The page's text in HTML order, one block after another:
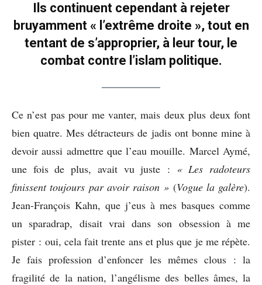
Ils continuent cependant à rejeter
bruyamment « l’extrême droite », tout en
tentant de s’approprier, à leur tour, le
combat contre l’islam politique.
Ce n’est pas pour me vanter, mais deux plus deux font
bien quatre. Mes détracteurs de jadis ont bonne mine à
devoir aussi admettre que l’eau mouille. Marcel Aymé,
une fois de plus, avait vu juste : « Les radoteurs
finissent toujours par avoir raison » (Vogue la galère).
Jean-François Kahn, que j’eus à mes basques comme
un sparadrap, disait vrai dans son obsession à me
pister : oui, cela fait trente ans et plus que je me répète.
Je fais profession d’enfoncer les mêmes clous : la
fragilité de la nation, l’angélisme des belles âmes, la